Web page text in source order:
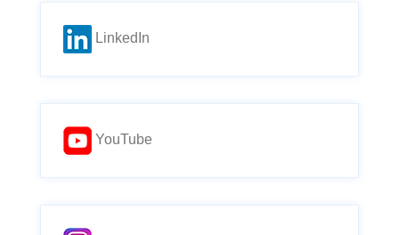
LinkedIn
YouTube